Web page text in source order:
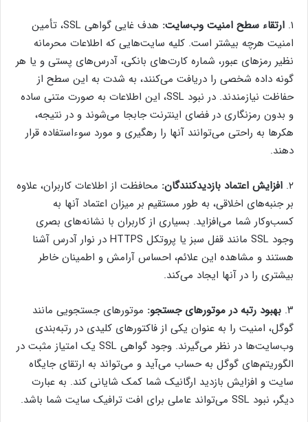
۱. ارتقاء سطح امنیت وب‌سایت:
هدف غایی گواهی SSL، تأمین
امنیت هرچه بیشتر است. کلیه سایت‌هایی که اطلاعات محرمانه
نظیر رمزهای عبور، شماره کارت‌های بانکی، آدرس‌های پستی و یا هر
گونه داده شخصی را دریافت می‌کنند، به شدت به این سطح از
حفاظت نیازمندند. در نبود SSL، این اطلاعات به صورت متنی ساده
و بدون رمزنگاری در فضای اینترنت جابجا می‌شوند و در نتیجه،
هکرها به راحتی می‌توانند آنها را رهگیری و مورد سوءاستفاده قرار
دهند.
۲. افزایش اعتماد بازدیدکنندگان: محافظت از اطلاعات کاربران، علاوه
بر جنبه‌های اخلاقی، به طور مستقیم بر میزان اعتماد آنها به
کسب‌وکار شما می‌افزاید. بسیاری از کاربران با نشانه‌های بصری
وجود SSL مانند قفل سبز یا پروتکل HTTPS در نوار آدرس آشنا
هستند و مشاهده این علائم، احساس آرامش و اطمینان خاطر
بیشتری را در آنها ایجاد می‌کند.
۳. بهبود رتبه در موتورهای جستجو: موتورهای جستجویی مانند
گوگل، امنیت را به عنوان یکی از فاکتورهای کلیدی در رتبه‌بندی
وب‌سایت‌ها در نظر می‌گیرند. وجود گواهی SSL یک امتیاز مثبت در
الگوریتم‌های گوگل به حساب می‌آید و می‌تواند به ارتقای جایگاه
سایت و افزایش بازدید ارگانیک شما کمک شایانی کند. به عبارت
دیگر، نبود SSL می‌تواند عاملی برای افت ترافیک سایت شما باشد.